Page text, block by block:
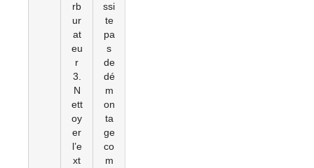
rb
ur
at
eu
r
3.
N
ett
oy
er
l’e
xt
ssi
te
pa
s
de
dé
m
on
ta
ge
co
m